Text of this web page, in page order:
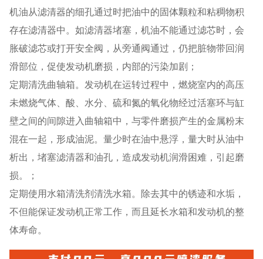
机油从滤清器的细孔通过时把油中的固体颗粒和粘稠物积
存在滤清器中。如滤清器堵塞，机油不能通过滤芯时，会
胀破滤芯或打开安全阀，从旁通阀通过，仍把脏物带回润
滑部位，促使发动机磨损，内部的污染加剧；
定期清洗曲轴箱。发动机在运转过程中，燃烧室内的高压
未燃烧气体、酸、水分、硫和氮的氧化物经过活塞环与缸
壁之间的间隙进入曲轴箱中，与零件磨损产生的金属粉末
混在一起，形成油泥。量少时在油中悬浮，量大时从油中
析出，堵塞滤清器和油孔，造成发动机润滑困难，引起磨
损。；
定期使用水箱清洗剂清洗水箱。除去其中的锈迹和水垢，
不但能保证发动机正常工作，而且延长水箱和发动机的整
体寿命。